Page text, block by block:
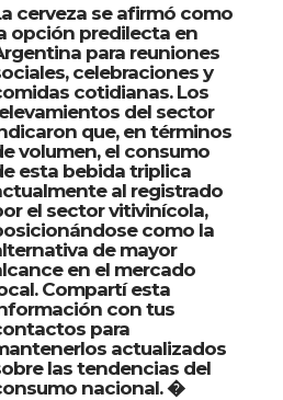
cerveza se afirmó como
opción predilecta en
para reuniones
celebraciones y
cotidianas. Los
del sector
que, en términos
volumen, el consumo
esta bebida triplica
al registrado
el sector vitivinícola,
como la
de mayor
en el mercado
Compartí esta
con tus
para
actualizados
las tendencias del
nacional. �